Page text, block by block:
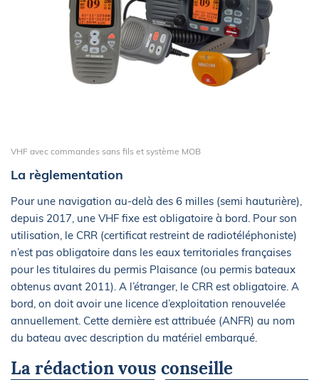
VHF avec commandes sans fils et système MOB
La règlementation
Pour une navigation au-delà des 6 milles (semi hauturière),
depuis 2017, une VHF fixe est obligatoire à bord. Pour son
utilisation, le CRR (certificat restreint de radiotéléphoniste)
n’est pas obligatoire dans les eaux territoriales françaises
pour les titulaires du permis Plaisance (ou permis bateaux
obtenus avant 2011). A l’étranger, le CRR est obligatoire. A
bord, on doit avoir une licence d’exploitation renouvelée
annuellement. Cette dernière est attribuée (ANFR) au nom
du bateau avec description du matériel embarqué.
La rédaction vous conseille